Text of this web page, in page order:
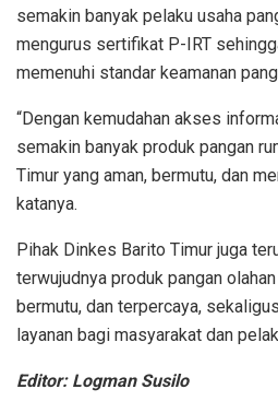
semakin banyak pelaku usaha
mengurus sertifikat P-IRT
memenuhi standar keamanan
“Dengan kemudahan akses
semakin banyak produk pangan
Timur yang aman, bermutu, dan
katanya.
Pihak Dinkes Barito Timur juga
terwujudnya produk pangan
bermutu, dan terpercaya,
layanan bagi masyarakat dan
Editor: Logman Susilo